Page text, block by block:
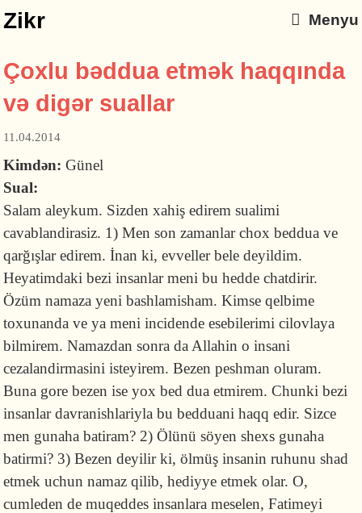
Zikr Menyu
Çoxlu bəddua etmək haqqında
və digər suallar
11.04.2014
Kimdən:Günel
Sual:
Salam aleykum. Sizden xahiş edirem sualimi
cavablandirasiz. 1) Men son zamanlar chox beddua ve
qarğışlar edirem. İnan ki, evveller bele deyildim.
Heyatimdaki bezi insanlar meni bu hedde chatdirir.
Özüm namaza yeni bashlamisham. Kimse qelbime
toxunanda ve ya meni incidende esebilerimi cilovlaya
bilmirem. Namazdan sonra da Allahin o insani
cezalandirmasini isteyirem. Bezen peshman oluram.
Buna gore bezen ise yox bed dua etmirem. Chunki bezi
insanlar davranishlariyla bu bedduani haqq edir. Sizce
men gunaha batiram? 2) Ölünü söyen shexs gunaha
batirmi? 3) Bezen deyilir ki, ölmüş insanin ruhunu shad
etmek uchun namaz qilib, hediyye etmek olar. O,
cumleden de muqeddes insanlara meselen, Fatimeyi